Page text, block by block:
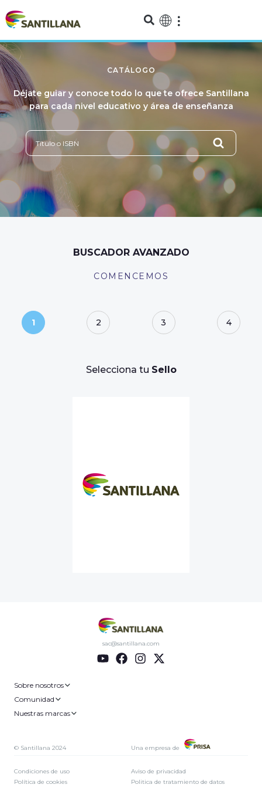
CATÁLOGO
Déjate guiar y conoce todo lo que te ofrece Santillana
para cada nivel educativo y área de enseñanza
BUSCADOR AVANZADO
COMENCEMOS
1 2 3 4
Selecciona tu Sello
sac@santillana.com
Sobre nosotros
Comunidad
Nuestras marcas
© Santillana 2024 Una empresa de
Condiciones de uso
Política de cookies
Aviso de privacidad
Politica de tratamiento de datos